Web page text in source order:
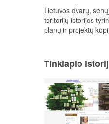
Lietuvos dvarų,
teritorijų istorijos
planų ir projektų
Tinklapio